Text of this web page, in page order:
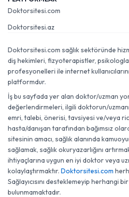
Doktorsitesi.com
Doktorsitesi.az
Doktorsitesi.com sağlık sektöründe
diş hekimleri, fizyoterapistler,
profesyonelleri ile internet
platformdur.
İş bu sayfada yer alan doktor/uzman
değerlendirmeleri, ilgili doktorun/
emri, talebi, önerisi, tavsiyesi ve/veya
hasta/danışan tarafından bağımsız
sitesinin amacı, sağlık alanında
sağlamak, sağlık okuryazarlığını
ihtiyaçlarına uygun en iyi doktor veya
kolaylaştırmaktır. Doktorsitesi.com
Sağlayıcısını desteklemeyip herhangi
bulunmamaktadır.